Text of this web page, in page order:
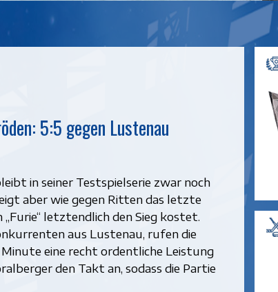
5:5 gegen Lustenau
in seiner Testspielserie zwar noch
aber wie gegen Ritten das letzte
letztendlich den Sieg kostet.
aus Lustenau, rufen die
eine recht ordentliche Leistung
den Takt an, sodass die Partie